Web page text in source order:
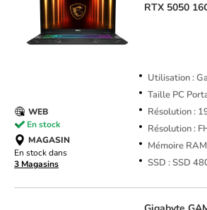
RTX 5050
Utilisation :
Taille PC
Résolution :
Résolution :
Mémoire
SSD : SSD
WEB
En stock
MAGASIN
En stock dans
3 Magasins